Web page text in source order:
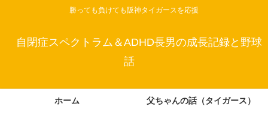
勝っても負けても阪神タイガースを応援
自閉症スペクトラム＆ADHD長男の成長記録と野球
話
ホーム 父ちゃんの話（タイガース）